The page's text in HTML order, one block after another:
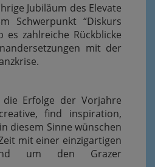
Jubiläum des Elevate
Schwerpunkt “Diskurs
es zahlreiche Rückblicke
mit der
Erfolge der Vorjahre
find inspiration,
diesem Sinne wünschen
mit einer einzigartigen
um den Grazer